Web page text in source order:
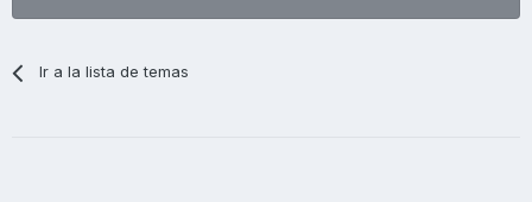
Ir a la lista de temas